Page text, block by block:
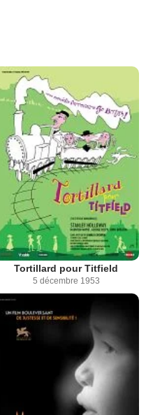
Tortillard pour Titfield
5 décembre 1953